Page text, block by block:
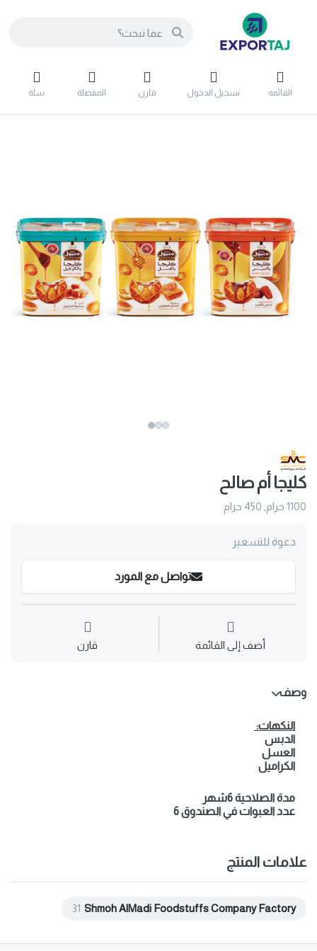
القائمه تسجيل الدخول قارن المفضلة سلة
ﻛﻠﻴﺠﺎ أم ﺻﺎﻟﺢ
1100 جرام, 450 جرام
دعوة للتسعير
تواصل مع المورد
أضف إلى القائمة قارن
وصف
النكهات:
الدبس
العسل
الكراميل
مدة الصلاحية 6شهر
عدد العبوات في الصندوق 6
علامات المنتج
Shmoh AlMadi Foodstuffs Company Factory
31